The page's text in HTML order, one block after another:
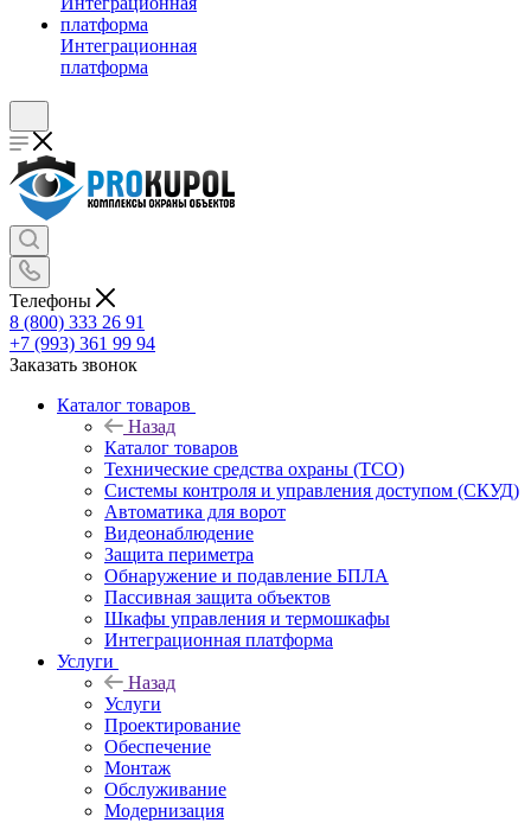
Интеграционная
платформа
Телефоны
8 (800) 333 26 91
+7 (993) 361 99 94
Заказать звонок
Каталог товаров
Назад
Каталог товаров
Технические средства охраны (ТСО)
Системы контроля и управления доступом (СКУД)
Автоматика для ворот
Видеонаблюдение
Защита периметра
Обнаружение и подавление БПЛА
Пассивная защита объектов
Шкафы управления и термошкафы
Интеграционная платформа
Услуги
Назад
Услуги
Проектирование
Обеспечение
Монтаж
Обслуживание
Модернизация